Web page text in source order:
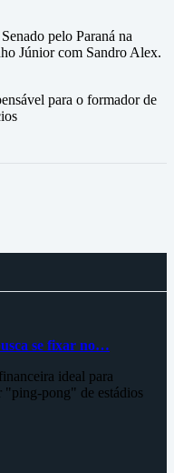
pelo Paraná na
Júnior com Sandro Alex.
para o formador de
se fixar no…
ideal para
"ping-pong" de estádios